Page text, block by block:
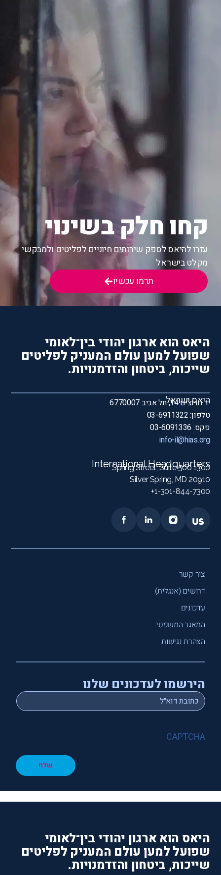
קחו חלק בשינוי
עזרו להיאס לספק שירותים חיוניים לפליטים ולמבקשי
מקלט בישראל
תרמו עכשיו
היאס הוא ארגון יהודי בין־לאומי
שפועל למען עולם המעניק לפליטים
שייכות, ביטחון והזדמנויות.
היאס ישראל
יד חרוצים 14, תל אביב 6770007
טלפון: 03-6911322
פקס: 03-6091336
info-il@hias.org
International Headquarters
1300 Spring Street, Suite 500
Silver Spring, MD 20910
1-301-844-7300+
צור קשר
דרושים (אנגלית)
עדכונים
המאגר המשפטי
הצהרת נגישות
הירשמו לעדכונים שלנו
Email
*
CAPTCHA
שלח
היאס הוא ארגון יהודי בין־לאומי
שפועל למען עולם המעניק לפליטים
שייכות, ביטחון והזדמנויות.